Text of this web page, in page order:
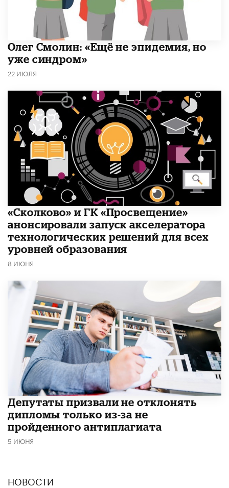
​Олег Смолин: «Ещё не эпидемия, но
уже синдром»
22 ИЮЛЯ
«Сколково» и ГК «Просвещение»
анонсировали запуск акселератора
технологических решений для всех
уровней образования
8 ИЮНЯ
Депутаты призвали не отклонять
дипломы только из-за не
пройденного антиплагиата
5 ИЮНЯ
НОВОСТИ